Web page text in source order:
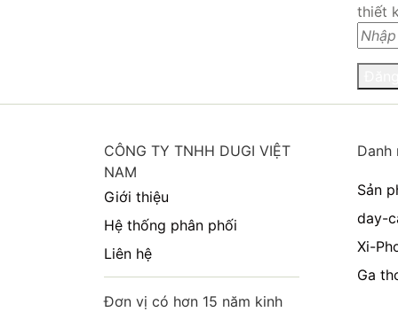
thiết
CÔNG TY TNHH DUGI VIỆT
NAM
Giới thiệu
Hệ thống phân phối
Liên hệ
Đơn vị có hơn 15 năm kinh
Danh
Sản
day-
Xi-
Ga